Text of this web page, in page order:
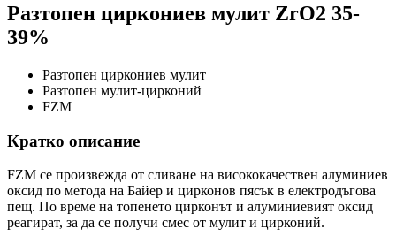
Разтопен циркониев мулит ZrO2 35-
39%
Разтопен циркониев мулит
Разтопен мулит-цирконий
FZM
Кратко описание
FZM се произвежда от сливане на висококачествен алуминиев
оксид по метода на Байер и цирконов пясък в електродъгова
пещ. По време на топенето цирконът и алуминиевият оксид
реагират, за да се получи смес от мулит и цирконий.